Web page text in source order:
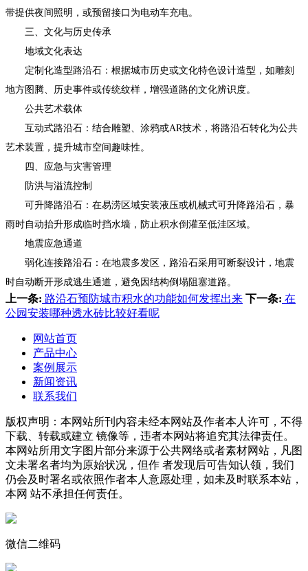
带提供夜间照明，或预留接口为电动车充电。
三、文化与历史传承
地域文化表达
定制化造型路沿石：根据城市历史或文化特色设计造型，如雕刻
地方图腾、历史事件或传统纹样，增强道路的文化辨识度。
公共艺术载体
互动式路沿石：结合雕塑、涂鸦或AR技术，将路沿石转化为公共
艺术装置，提升城市空间趣味性。
四、应急与灾害管理
防洪与溢流控制
可升降路沿石：在易涝区域安装液压或机械式可升降路沿石，暴
雨时自动抬升形成临时挡水墙，防止积水倒灌至低洼区域。
地震应急通道
弱化连接路沿石：在地震多发区，路沿石采用可断裂设计，地震
时自动断开形成逃生通道，避免因结构倒塌阻塞道路。
上一条: 路沿石预防城市积水的功能如何发挥出来 下一条: 在
公园安装哪种透水砖比较好看呢
网站首页
产品中心
案例展示
新闻资讯
联系我们
版权声明：本网站所刊内容未经本网站及作者本人许可，不得
下载、转载或建立 镜像等，违者本网站将追究其法律责任。
本网站所用文字图片部分来源于公共网络或者素材网站，凡图
文未署名者均为原始状况，但作 者发现后可告知认领，我们
仍会及时署名或依照作者本人意愿处理，如未及时联系本站，
本网 站不承担任何责任。
微信二维码